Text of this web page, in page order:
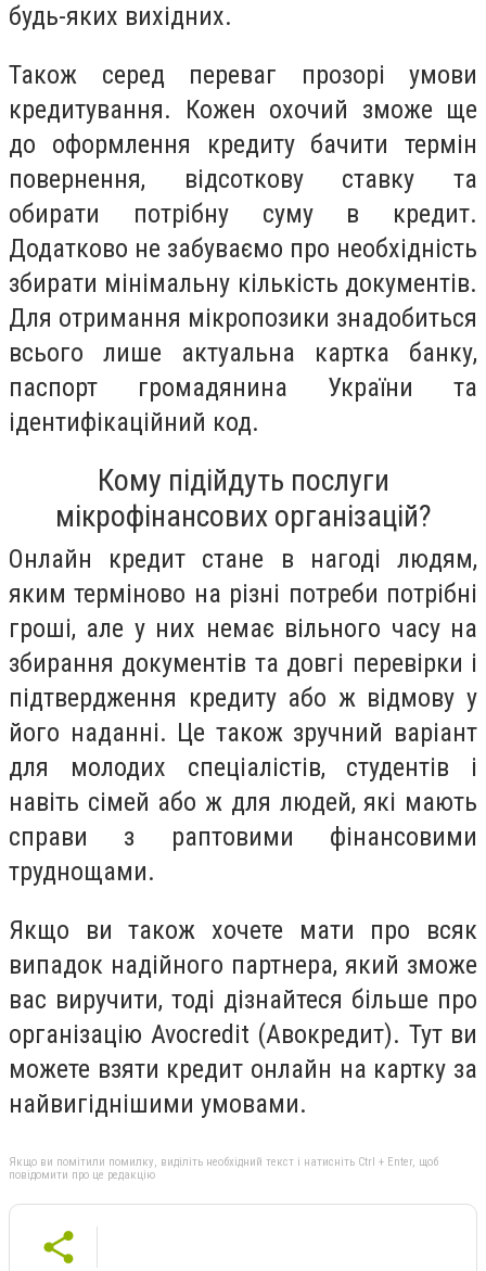
будь-яких вихідних.
Також серед переваг прозорі умови
кредитування. Кожен охочий зможе ще
до оформлення кредиту бачити термін
повернення, відсоткову ставку та
обирати потрібну суму в кредит.
Додатково не забуваємо про необхідність
збирати мінімальну кількість документів.
Для отримання мікропозики знадобиться
всього лише актуальна картка банку,
паспорт громадянина України та
ідентифікаційний код.
Кому підійдуть послуги
мікрофінансових організацій?
Онлайн кредит стане в нагоді людям,
яким терміново на різні потреби потрібні
гроші, але у них немає вільного часу на
збирання документів та довгі перевірки і
підтвердження кредиту або ж відмову у
його наданні. Це також зручний варіант
для молодих спеціалістів, студентів і
навіть сімей або ж для людей, які мають
справи з раптовими фінансовими
труднощами.
Якщо ви також хочете мати про всяк
випадок надійного партнера, який зможе
вас виручити, тоді дізнайтеся більше про
організацію Avocredit (Авокредит). Тут ви
можете взяти кредит онлайн на картку за
найвигіднішими умовами.
Якщо ви помітили помилку, виділіть необхідний текст і натисніть Ctrl + Enter, щоб
повідомити про це редакцію